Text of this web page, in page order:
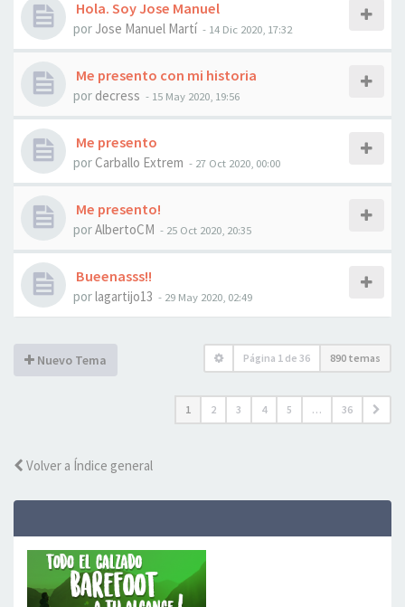
Hola. Soy Jose Manuel
por Jose Manuel Martí - 14 Dic 2020, 17:32
Me presento con mi historia
por decress - 15 May 2020, 19:56
Me presento
porCarballo Extrem - 27 Oct 2020, 00:00
Me presento!
porAlbertoCM - 25 Oct 2020, 20:35
Bueenasss!!
porlagartijo13 - 29 May 2020, 02:49
Nuevo Tema Página 1 de 36 890 temas
1 2 3 4 5 … 36
Volver a Índice general